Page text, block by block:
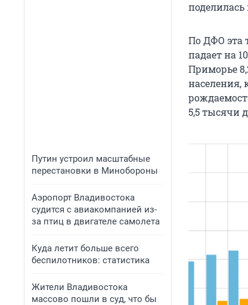
Путин устроил масштабные
перестановки в Минобороны
Аэропорт Владивостока
судится с авиакомпанией из-
за птиц в двигателе самолета
Куда летит больше всего
беспилотников: статистика
Жители Владивостока
массово пошли в суд, что бы
По ДФО эта
падает на
Приморье
населения,
5,5 тысячи